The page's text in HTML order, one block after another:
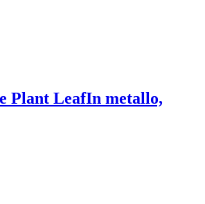
Plant LeafIn metallo,